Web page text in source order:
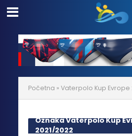
Početna » Vaterpolo Kup Evrope
Oznaka Vaterpolo Kup
2021/2022